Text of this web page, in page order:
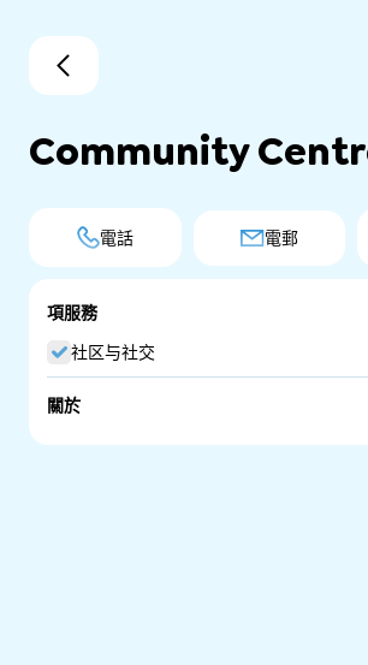
Community
電話 電郵
項服務
社区与社交
關於